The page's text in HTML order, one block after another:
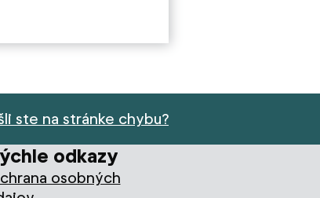
ste na stránke chybu?
odkazy
osobných